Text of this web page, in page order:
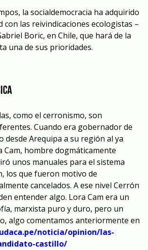
la socialdemocracia ha adquirido
con las reivindicaciones ecologistas –
Boric, en Chile, que hará de la
una de sus prioridades.
como el cerronismo, son
Cuando era gobernador de
desde Arequipa a su región al ya
Cam, hombre dogmáticamente
unos manuales para el sistema
los que fueron motivo de
cancelados. A ese nivel Cerrón
entender algo. Lora Cam era un
marxista puro y duro, pero un
algo comentamos anteriormente en
noticia/opinion/las-
castillo/